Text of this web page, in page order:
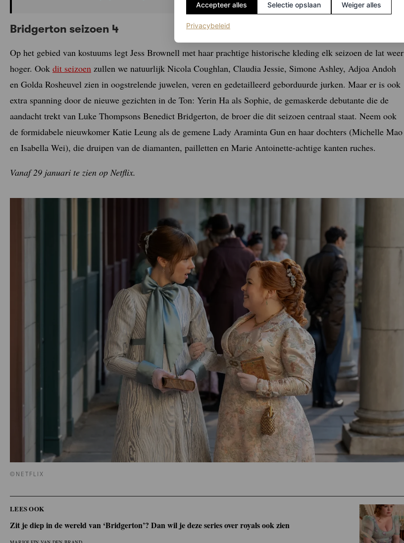
Bridgerton seizoen 4
Op het gebied van kostuums legt Jess Brownell met haar prachtige historische kleding elk seizoen de lat weer
hoger. Ook dit seizoen zullen we natuurlijk Nicola Coughlan, Claudia Jessie, Simone Ashley, Adjoa Andoh
en Golda Rosheuvel zien in oogstrelende juwelen, veren en gedetailleerd geborduurde jurken. Maar er is ook
extra spanning door de nieuwe gezichten in de Ton: Yerin Ha als Sophie, de gemaskerde debutante die de
aandacht trekt van Luke Thompsons Benedict Bridgerton, de broer die dit seizoen centraal staat. Neem ook
de formidabele nieuwkomer Katie Leung als de gemene Lady Araminta Gun en haar dochters (Michelle Mao
en Isabella Wei), die druipen van de diamanten, pailletten en Marie Antoinette-achtige kanten ruches.
Vanaf 29 januari te zien op Netflix.
©NETFLIX
LEES OOK
Zit je diep in de wereld van ‘Bridgerton’? Dan wil je deze series over royals ook zien
Accepteer alles Selectie opslaan Weiger alles
Privacybeleid